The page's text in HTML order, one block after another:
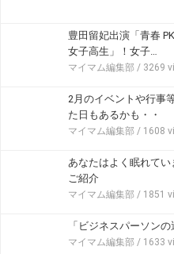
豊田留妃出演「青春
女子高生」！女子…
マイマム編集部 / 3269
2月のイベントや行事
た日もあるかも・・
マイマム編集部 / 1608
あなたはよく眠れて
ご紹介
マイマム編集部 / 1851
「ビジネスパーソン
マイマム編集部 / 1633